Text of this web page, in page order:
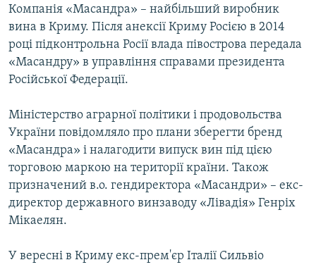
Компанія «Масандра» – найбільший виробник
вина в Криму. Після анексії Криму Росією в 2014
році підконтрольна Росії влада півострова передала
«Масандру» в управління справами президента
Російської Федерації.
Міністерство аграрної політики і продовольства
України повідомляло про плани зберегти бренд
«Масандра» і налагодити випуск вин під цією
торговою маркою на території країни. Також
призначений в.о. гендиректора «Масандри» – екс-
директор державного винзаводу «Лівадія» Генріх
Мікаелян.
У вересні в Криму екс-прем'єр Італії Сильвіо